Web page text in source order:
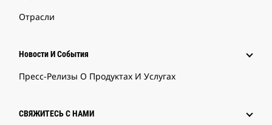
Отрасли
Новости И События
Пресс-Релизы О Продуктах И Услугах
СВЯЖИТЕСЬ С НАМИ